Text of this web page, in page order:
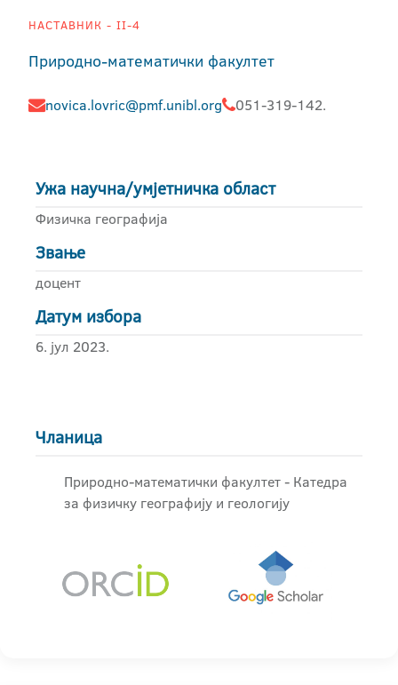
НАСТАВНИК - II-4
Природно-математички факултет
novica.lovric@pmf.unibl.org 051-319-142.
Ужа научна/умјетничка област
Физичка географија
Звање
доцент
Датум избора
6. јул 2023.
Чланица
Природно-математички факултет - Катедра
за физичку географију и геологију